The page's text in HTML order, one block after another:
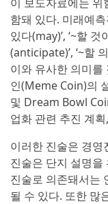
함돼 있다. 미래예
있다(may)’, ‘~할
(anticipate)’, ‘~할
이와 유사한 의미
인(Meme Coin)의
및 Dream Bowl
업화 관련 추진 계
이러한 진술은 경
진술은 단지 설명을
진술로 의존돼서는
될 수 있다. 또한 많